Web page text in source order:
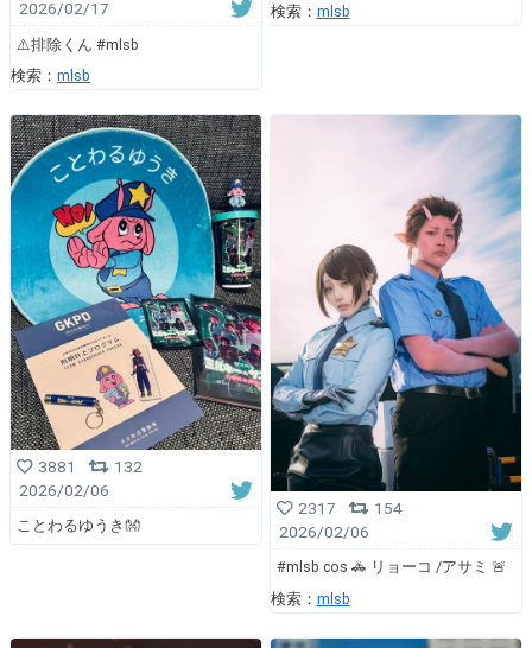
2026/02/17
⚠️排除くん #mlsb
検索： mlsb
検索： mlsb
3881
132
2026/02/06
ことわるゆうき👐
2317
154
2026/02/06
#mlsb cos 🚓 リョーコ /アサミ 🚨
検索： mlsb